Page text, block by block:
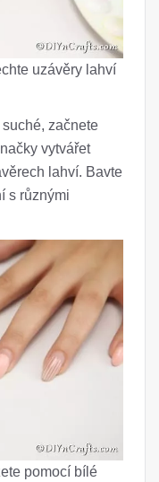
uzávěry lahví
začnete
vytvářet
lahví. Bavte
s různými
pomocí bílé